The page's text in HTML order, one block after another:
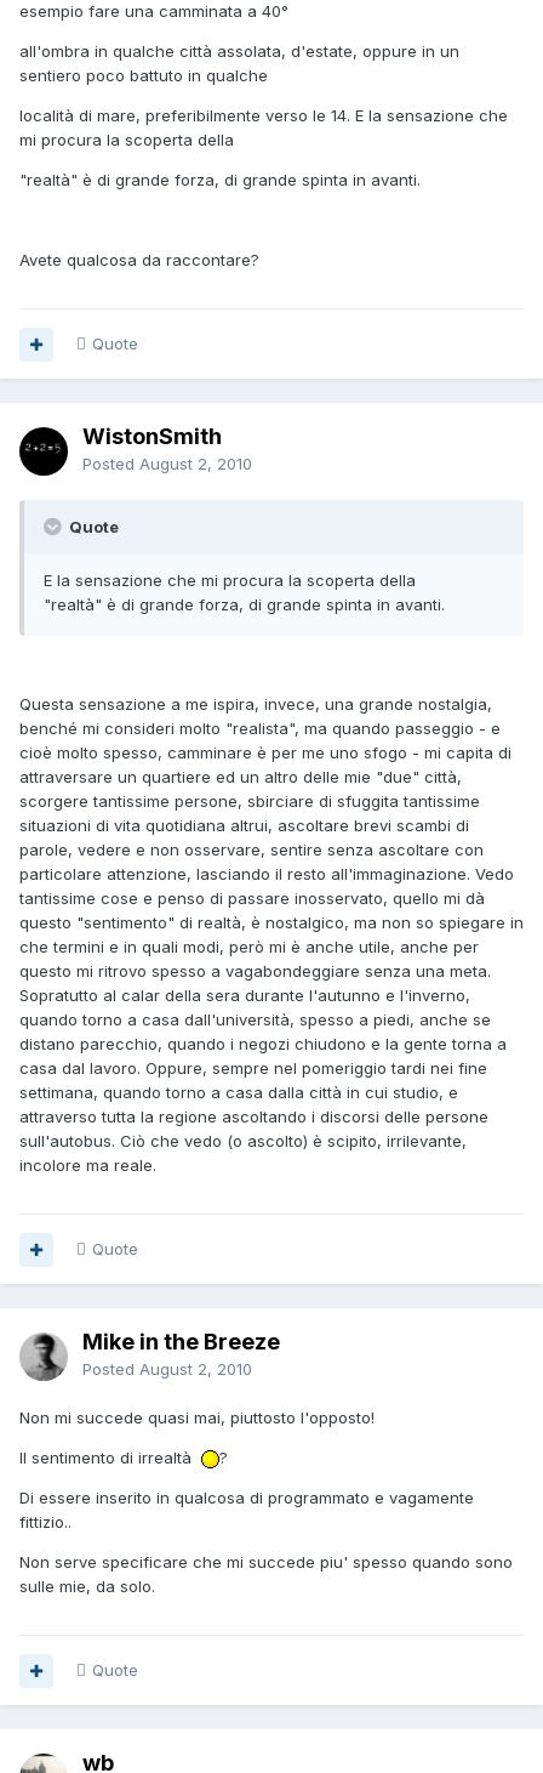
esempio fare una camminata a 40°
all'ombra in qualche città assolata, d'estate, oppure in un
sentiero poco battuto in qualche
località di mare, preferibilmente verso le 14. E la sensazione che
mi procura la scoperta della
"realtà" è di grande forza, di grande spinta in avanti.
Avete qualcosa da raccontare?
Quote
WistonSmith
Posted August 2, 2010
Quote
E la sensazione che mi procura la scoperta della
"realtà" è di grande forza, di grande spinta in avanti.
Questa sensazione a me ispira, invece, una grande nostalgia,
benché mi consideri molto "realista", ma quando passeggio - e
cioè molto spesso, camminare è per me uno sfogo - mi capita di
attraversare un quartiere ed un altro delle mie "due" città,
scorgere tantissime persone, sbirciare di sfuggita tantissime
situazioni di vita quotidiana altrui, ascoltare brevi scambi di
parole, vedere e non osservare, sentire senza ascoltare con
particolare attenzione, lasciando il resto all'immaginazione. Vedo
tantissime cose e penso di passare inosservato, quello mi dà
questo "sentimento" di realtà, è nostalgico, ma non so spiegare in
che termini e in quali modi, però mi è anche utile, anche per
questo mi ritrovo spesso a vagabondeggiare senza una meta.
Sopratutto al calar della sera durante l'autunno e l'inverno,
quando torno a casa dall'università, spesso a piedi, anche se
distano parecchio, quando i negozi chiudono e la gente torna a
casa dal lavoro. Oppure, sempre nel pomeriggio tardi nei fine
settimana, quando torno a casa dalla città in cui studio, e
attraverso tutta la regione ascoltando i discorsi delle persone
sull'autobus. Ciò che vedo (o ascolto) è scipito, irrilevante,
incolore ma reale.
Quote
Mike in the Breeze
Posted August 2, 2010
Non mi succede quasi mai, piuttosto l'opposto!
Il sentimento di irrealtà ?
Di essere inserito in qualcosa di programmato e vagamente
fittizio..
Non serve specificare che mi succede piu' spesso quando sono
sulle mie, da solo.
Quote
wb